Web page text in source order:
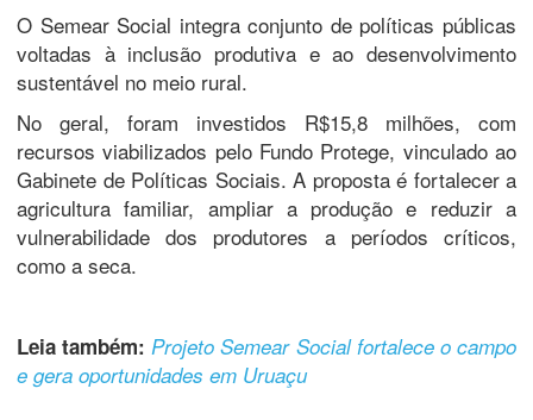
O Semear Social integra conjunto de políticas públicas
voltadas à inclusão produtiva e ao desenvolvimento
sustentável no meio rural.
No geral, foram investidos R$15,8 milhões, com
recursos viabilizados pelo Fundo Protege, vinculado ao
Gabinete de Políticas Sociais. A proposta é fortalecer a
agricultura familiar, ampliar a produção e reduzir a
vulnerabilidade dos produtores a períodos críticos,
como a seca.
Leia também: Projeto Semear Social fortalece o campo
e gera oportunidades em Uruaçu